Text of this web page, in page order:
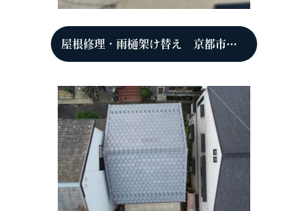
屋根修理・雨樋架け替え 京都市北区 S様